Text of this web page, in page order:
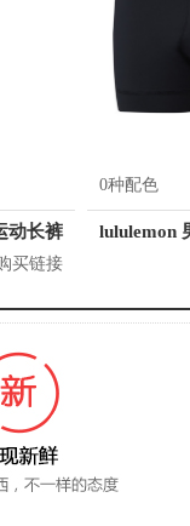
动长裤
买链接
0种配色
lululemon